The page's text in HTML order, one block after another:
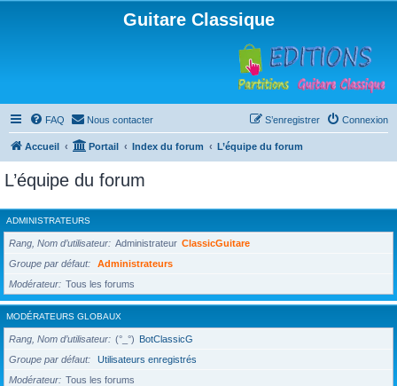
Guitare Classique
FAQ Nous contacter Connexion
S’enregistrer
Accueil Portail Index du forum L’équipe du forum
L’équipe du forum
ADMINISTRATEURS
Rang, Nom d’utilisateur Administrateur ClassicGuitare
Groupe par défaut
Administrateurs
Modérateur
Tous les forums
MODÉRATEURS GLOBAUX
Rang, Nom d’utilisateur (°_°) BotClassicG
Groupe par défaut
Utilisateurs enregistrés
Modérateur
Tous les forums